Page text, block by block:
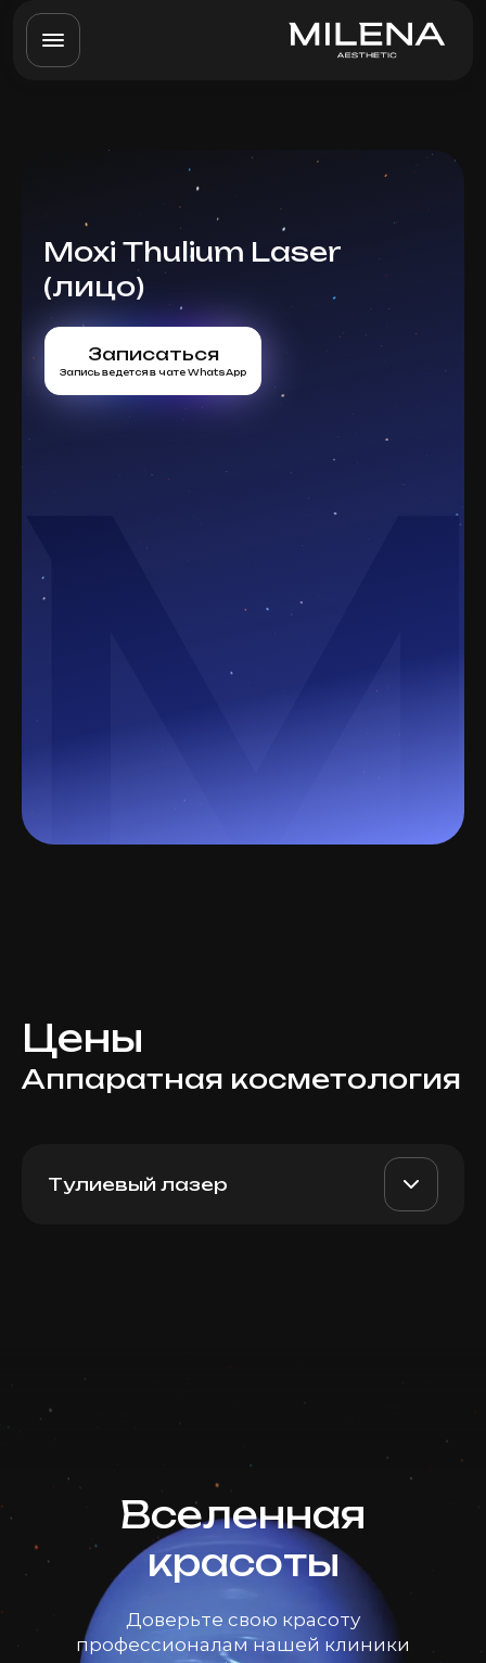
Moxi Thulium Laser
(лицо)
Записаться
Запись ведется в чате WhatsApp
Цены
Аппаратная косметология
Тулиевый лазер
Вселенная
красоты
Доверьте свою красоту
профессионалам нашей клиники